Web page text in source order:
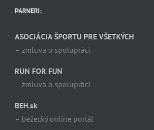
PARNERI:
ASOCIÁCIA ŠPORTU PRE VŠETKÝCH
– zmluva o spolupráci
RUN FOR FUN
– zmluva o spolupráci
BEH.sk
– bežecký online portál